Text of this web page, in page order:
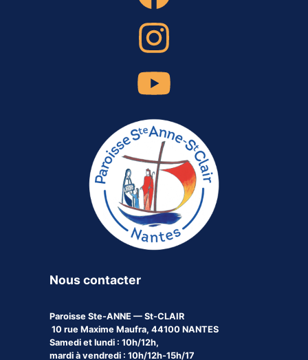
Nous contacter
Paroisse Ste-ANNE — St-CLAIR
10 rue Maxime Maufra, 44100 NANTES
Samedi et lundi : 10h/12h,
mardi à vendredi : 10h/12h-15h/17